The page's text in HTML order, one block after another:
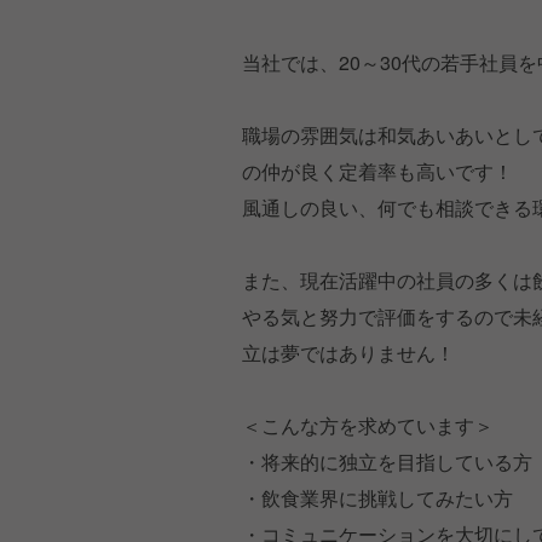
当社では、20～30代の若手社員
職場の雰囲気は和気あいあいと
の仲が良く定着率も高いです！
風通しの良い、何でも相談でき
また、現在活躍中の社員の多く
やる気と努力で評価をするので
立は夢ではありません！
＜こんな方を求めています＞
・将来的に独立を目指している方
・飲食業界に挑戦してみたい方
・コミュニケーションを大切にし